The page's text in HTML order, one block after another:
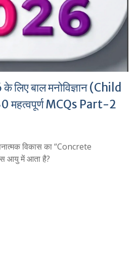
बाल मनोविज्ञान (Child
महत्वपूर्ण MCQs Part-2
विकास का “Concrete
आयु में आता है?